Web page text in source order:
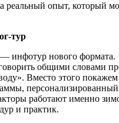
реальный опыт, который
тур
инфотур нового формата.
общими словами
Вместо этого
работают именно
и практик.